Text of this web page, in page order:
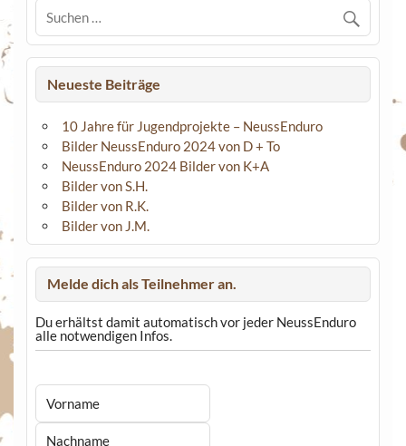
Neueste Beiträge
10 Jahre für Jugendprojekte – NeussEnduro
Bilder NeussEnduro 2024 von D + To
NeussEnduro 2024 Bilder von K+A
Bilder von S.H.
Bilder von R.K.
Bilder von J.M.
Melde dich als Teilnehmer an.
Du erhältst damit automatisch vor jeder NeussEnduro
alle notwendigen Infos.